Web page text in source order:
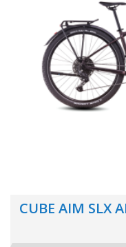
CUBE AIM SLX